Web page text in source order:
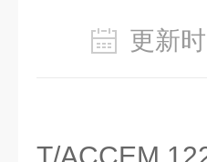
更新